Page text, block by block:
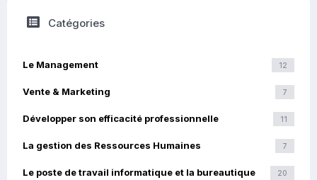
Catégories
12
Le Management
7
Vente & Marketing
11
Développer son efficacité professionnelle
7
La gestion des Ressources Humaines
20
Le poste de travail informatique et la bureautique